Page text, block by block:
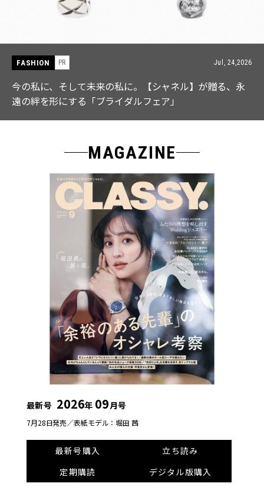
Jul, 24,2026
ル】が贈る、永
」
【ICB】人気インフルエンサーと共
なる「名品ブラウス」２選
MAGAZINE
最新号 2026年 09月号
7月28日発売／表紙モデル：堀田 茜
最新号購入
立ち読み
定期購読
デジタル版購入